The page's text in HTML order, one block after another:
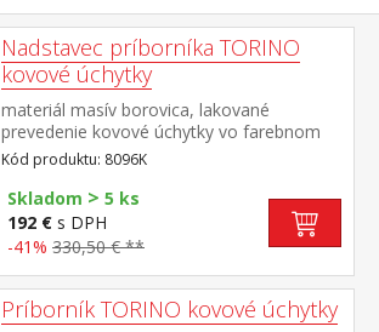
Nadstavec príborníka TORINO
kovové úchytky
materiál masív borovica, lakované
prevedenie kovové úchytky vo farebnom
prevedení černená mosadz 2 presklené
dvere, 1 polica nadstavec príborníka 8095K
Kód produktu: 8096K
Skladom > 5 ks
192 € s DPH
-41% 330,50 € **
Príborník TORINO kovové úchytky